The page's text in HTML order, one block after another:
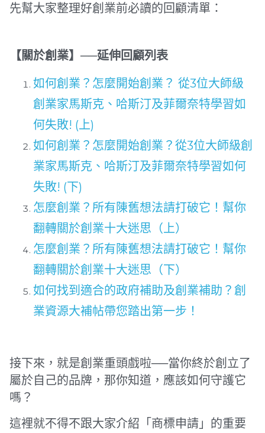
先幫大家整理好創業前必讀的回顧清單：
【關於創業】──延伸回顧列表
如何創業？怎麼開始創業？ 從3位大師級
創業家馬斯克、哈斯汀及菲爾奈特學習如
何失敗! (上)
如何創業？怎麼開始創業？從3位大師級創
業家馬斯克、哈斯汀及菲爾奈特學習如何
失敗! (下)
怎麼創業？所有陳舊想法請打破它！幫你
翻轉關於創業十大迷思（上）
怎麼創業？所有陳舊想法請打破它！幫你
翻轉關於創業十大迷思（下）
如何找到適合的政府補助及創業補助？創
業資源大補帖帶您踏出第一步！
接下來，就是創業重頭戲啦──當你終於創立了
屬於自己的品牌，那你知道，應該如何守護它
嗎？
這裡就不得不跟大家介紹「商標申請」的重要